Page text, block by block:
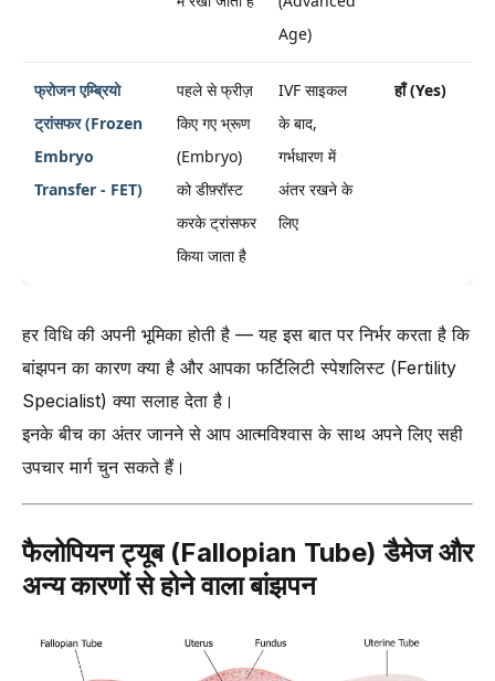
Age)
फ्रोजन एम्ब्रियो
ट्रांसफर (Frozen
Embryo
Transfer - FET)
पहले से फ्रीज़
किए गए भ्रूण
(Embryo)
को डीफ़्रॉस्ट
करके ट्रांसफर
किया जाता है
IVF साइकल
के बाद,
गर्भधारण में
अंतर रखने के
लिए
हाँ (Yes)
हर विधि की अपनी भूमिका होती है — यह इस बात पर निर्भर करता है कि
बांझपन का कारण क्या है और आपका फर्टिलिटी स्पेशलिस्ट (Fertility
Specialist) क्या सलाह देता है।
इनके बीच का अंतर जानने से आप आत्मविश्वास के साथ अपने लिए सही
उपचार मार्ग चुन सकते हैं।
फैलोपियन ट्यूब (Fallopian Tube) डैमेज और
अन्य कारणों से होने वाला बांझपन